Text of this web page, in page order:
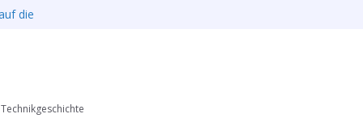
die
in Bochum vom